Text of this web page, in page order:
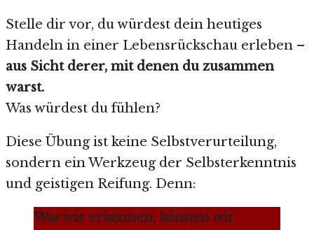
Stelle dir vor, du würdest dein heutiges
Handeln in einer Lebensrückschau erleben –
aus Sicht derer, mit denen du zusammen
warst.
Was würdest du fühlen?
Diese Übung ist keine Selbstverurteilung,
sondern ein Werkzeug der Selbsterkenntnis
und geistigen Reifung. Denn:
Was wir erkennen, können wir